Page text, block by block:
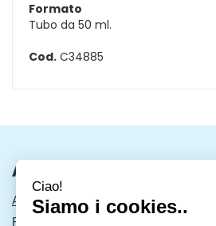
Formato
Tubo da 50 ml.
Cod. C34885
AREA UTENTE
ACCEDI
REGISTRATI